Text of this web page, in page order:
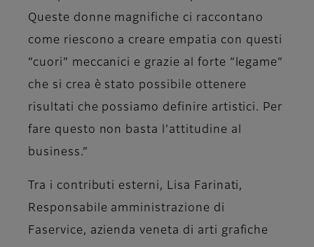
Queste donne magnifiche ci raccontano
come riescono a creare empatia con questi
“cuori” meccanici e grazie al forte “legame”
che si crea è stato possibile ottenere
risultati che possiamo definire artistici. Per
fare questo non basta l’attitudine al
business.”
Tra i contributi esterni, Lisa Farinati,
Responsabile amministrazione di
Faservice, azienda veneta di arti grafiche